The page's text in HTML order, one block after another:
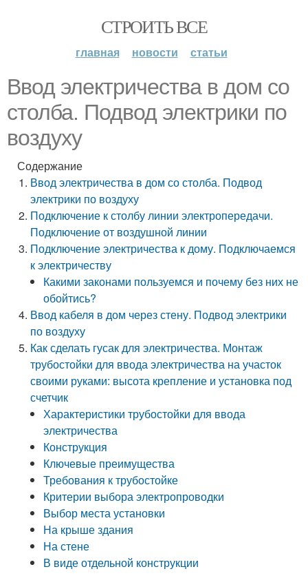
СТРОИТЬ ВСЕ
главная новости статьи
Ввод электричества в дом со
столба. Подвод электрики по
воздуху
Содержание
Ввод электричества в дом со столба. Подвод
электрики по воздуху
Подключение к столбу линии электропередачи.
Подключение от воздушной линии
Подключение электричества к дому. Подключаемся
к электричеству
Какими законами пользуемся и почему без них не
обойтись?
Ввод кабеля в дом через стену. Подвод электрики
по воздуху
Как сделать гусак для электричества. Монтаж
трубостойки для ввода электричества на участок
своими руками: высота крепление и установка под
счетчик
Характеристики трубостойки для ввода
электричества
Конструкция
Ключевые преимущества
Требования к трубостойке
Критерии выбора электропроводки
Выбор места установки
На крыше здания
На стене
В виде отдельной конструкции